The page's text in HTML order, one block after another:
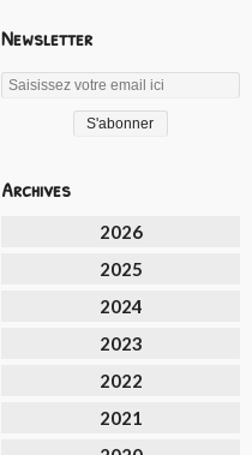
Newsletter
Archives
2026
2025
2024
2023
2022
2021